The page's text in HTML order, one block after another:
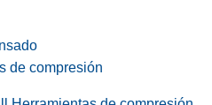
de compresión